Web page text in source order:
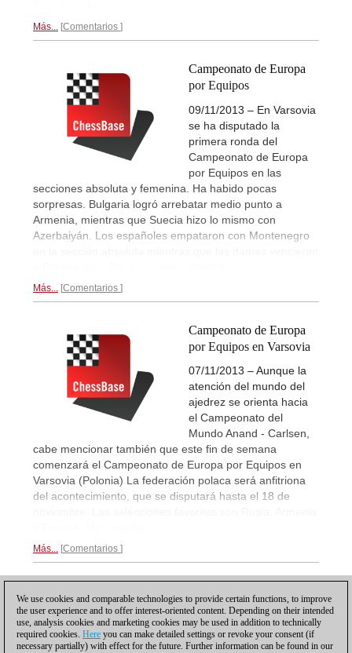
Más... Comentarios
Campeonato de Europa
por Equipos
09/11/2013 – En Varsovia
se ha disputado la
primera ronda del
Campeonato de Europa
por Equipos en las
secciones absoluta y femenina. Ha habido pocas
sorpresas. Bulgaria logró arrebatar medio punto a
Armenia, mientras que Suecia hizo lo mismo con
Azerbaiyán. Los españoles empataron con Montenegro
Más... Comentarios
Campeonato de Europa
por Equipos en Varsovia
07/11/2013 – Aunque la
atención del mundo del
ajedrez se orienta hacia
el Campeonato del
Mundo Anand - Carlsen,
cabe mencionar también que este fin de semana
comenzará el Campeonato de Europa por Equipos en
Varsovia (Polonia) La federación polaca será anfitriona
del acontecimiento, que se disputará hasta el 18 de
Más... Comentarios
We use cookies and comparable technologies to provide certain functions, to improve
the user experience and to offer interest-oriented content. Depending on their intended
use, analysis cookies and marketing cookies may be used in addition to technically
required cookies. Here you can make detailed settings or revoke your consent (if
necessary partially) with effect for the future. Further information can be found in our